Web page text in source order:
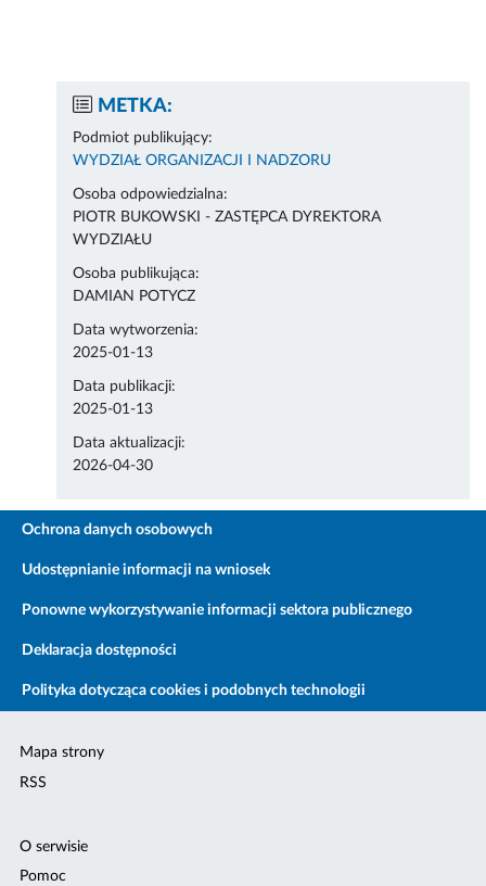
METKA:
Podmiot publikujący:
WYDZIAŁ ORGANIZACJI I NADZORU
Osoba odpowiedzialna:
PIOTR BUKOWSKI - ZASTĘPCA DYREKTORA
WYDZIAŁU
Osoba publikująca:
DAMIAN POTYCZ
Data wytworzenia:
2025-01-13
Data publikacji:
2025-01-13
Data aktualizacji:
2026-04-30
Ochrona danych osobowych
Udostępnianie informacji na wniosek
Ponowne wykorzystywanie informacji sektora publicznego
Deklaracja dostępności
Polityka dotycząca cookies i podobnych technologii
Mapa strony
RSS
O serwisie
Pomoc